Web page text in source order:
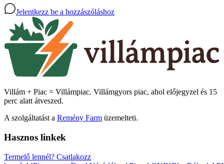
Jelentkezz be a hozzászóláshoz
Villám + Piac = Villámpiac. Villámgyors piac, ahol előjegyzel és 15
perc alatt átveszed.
A szolgáltatást a Remény Farm üzemelteti.
Hasznos linkek
Termelő lennél? Csatlakozz